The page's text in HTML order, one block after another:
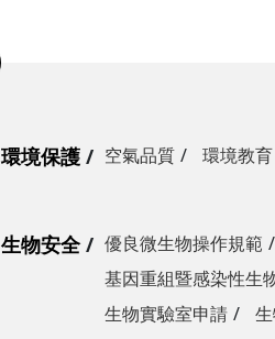
環境保護 空氣品質 環境教育
生物安全
優良微生物操作規範
基因重組暨感染性生
生物實驗室申請